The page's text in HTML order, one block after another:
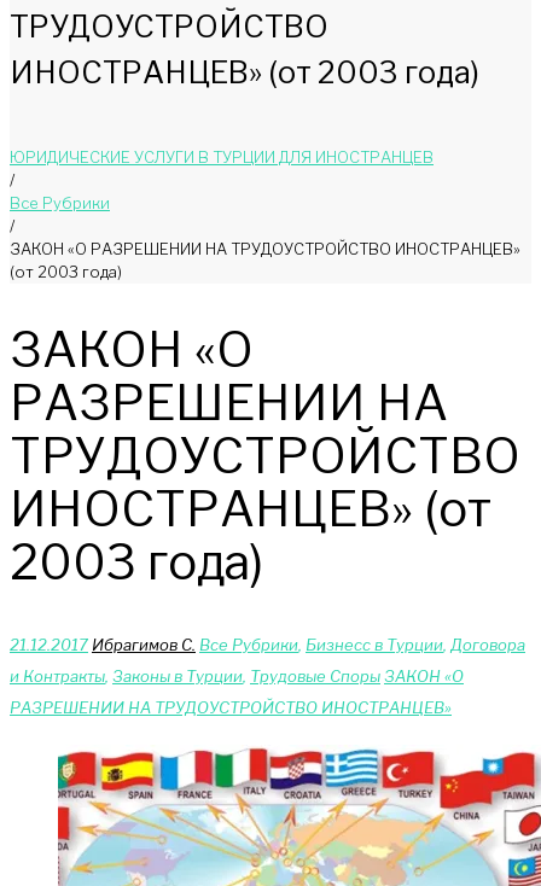
ТРУДОУСТРОЙСТВО
ИНОСТРАНЦЕВ» (от 2003 года)
ЮРИДИЧЕСКИЕ УСЛУГИ В ТУРЦИИ ДЛЯ ИНОСТРАНЦЕВ
/
Bce Pyбрики
/
ЗАКОН «О РАЗРЕШЕНИИ НА ТРУДОУСТРОЙСТВО ИНОСТРАНЦЕВ»
(от 2003 года)
ЗАКОН «О
РАЗРЕШЕНИИ НА
ТРУДОУСТРОЙСТВО
ИНОСТРАНЦЕВ» (от
2003 года)
21.12.2017 Ибрагимов С. Bce Pyбрики Бизнесс в Турции Договора
и Контракты Законы в Турции Трудовые СпорыЗАКОН «О
РАЗРЕШЕНИИ НА ТРУДОУСТРОЙСТВО ИНОСТРАНЦЕВ»